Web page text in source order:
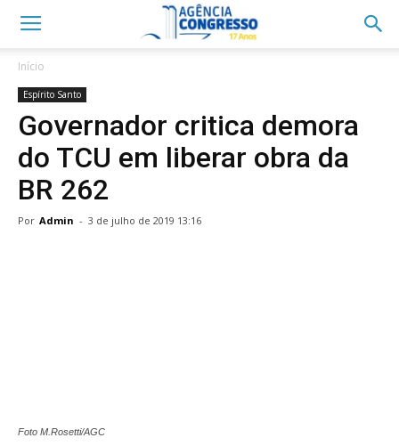
Início
Espírito Santo
Governador critica demora
do TCU em liberar obra da
BR 262
Por Admin - 3 de julho de 2019 13:16
Foto M.Rosetti/AGC